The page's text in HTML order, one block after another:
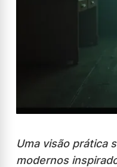
Uma visão prática
modernos